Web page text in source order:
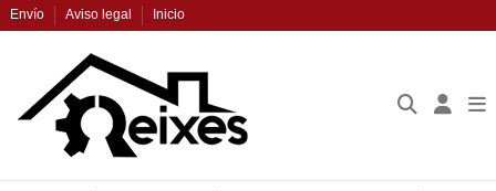
Envío Aviso legal Inicio